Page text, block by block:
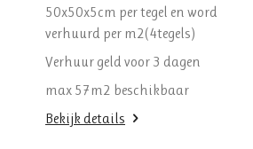
50x50x5cm per tegel en word
verhuurd per m2(4tegels)
Verhuur geld voor 3 dagen
max 57m2 beschikbaar
Bekijk details